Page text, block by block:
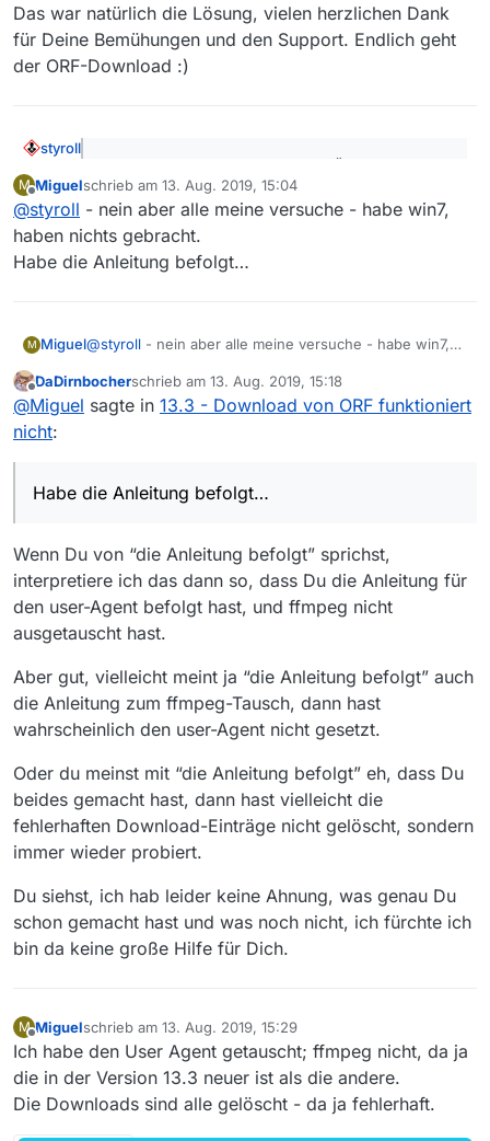
Wie du siehst, gibt’s da keine Sonderzeichen und
Leerzeichen im Pfad.
Das war natürlich die Lösung, vielen herzlichen Dank
für Deine Bemühungen und den Support. Endlich geht
der ORF-Download :)
styroll
sagte: bei mir (ebenfalls Ö) funktioniert
der download vom ORF auch nicht
Und meinst du nun, dass – ausgelöst durch diese
löst?
M
Offline
Miguelschrieb am 13. Aug. 2019, 15:04
zuletzt editiert von
@styroll - nein aber alle meine versuche - habe win7,
haben nichts gebracht.
Habe die Anleitung befolgt…
M Miguel@styroll - nein aber alle meine versuche - habe win7,
Habe die Anleitung befolgt…
Offline
DaDirnbocherschrieb am 13. Aug. 2019, 15:18
zuletzt editiert von
@Miguel sagte in 13.3 - Download von ORF funktioniert
nicht:
Habe die Anleitung befolgt…
Wenn Du von “die Anleitung befolgt” sprichst,
interpretiere ich das dann so, dass Du die Anleitung für
den user-Agent befolgt hast, und ffmpeg nicht
ausgetauscht hast.
Aber gut, vielleicht meint ja “die Anleitung befolgt” auch
die Anleitung zum ffmpeg-Tausch, dann hast
wahrscheinlich den user-Agent nicht gesetzt.
Oder du meinst mit “die Anleitung befolgt” eh, dass Du
beides gemacht hast, dann hast vielleicht die
fehlerhaften Download-Einträge nicht gelöscht, sondern
immer wieder probiert.
Du siehst, ich hab leider keine Ahnung, was genau Du
schon gemacht hast und was noch nicht, ich fürchte ich
bin da keine große Hilfe für Dich.
M
Offline
Miguelschrieb am 13. Aug. 2019, 15:29
zuletzt editiert von
Ich habe den User Agent getauscht; ffmpeg nicht, da ja
die in der Version 13.3 neuer ist als die andere.
Die Downloads sind alle gelöscht - da ja fehlerhaft.